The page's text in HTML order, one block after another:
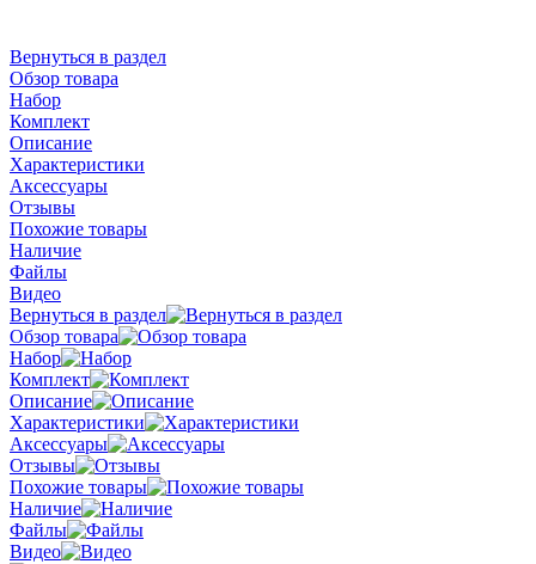
Вернуться в раздел
Обзор товара
Набор
Комплект
Описание
Характеристики
Аксессуары
Отзывы
Похожие товары
Наличие
Файлы
Видео
Вернуться в раздел
Обзор товара
Набор
Комплект
Описание
Характеристики
Аксессуары
Отзывы
Похожие товары
Наличие
Файлы
Видео